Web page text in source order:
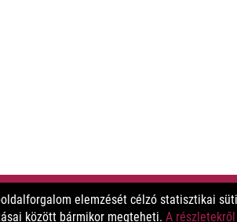
elemzését célzó statisztikai
között bármikor megteheti. A